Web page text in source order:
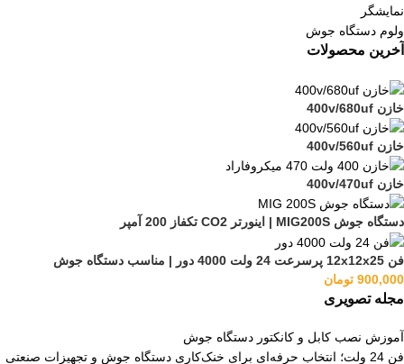
نمایشگر
ولوم دستگاه جوش
آخرین محصولات
خازن 400v/680uf
خازن 400v/560uf
خازن 400v/470uf
دستگاه جوش MIG200S | اینورتر CO2 تکفاز 200 آمپر
فن 12x12x25 پرسرعت 24 ولت 4000 دور | مناسب دستگاه جوش
900,000 تومان
مجله تصویری
آموزش نصب کابل و کانکتور دستگاه جوش
فن 24 ولت؛ انتخاب حرفه‌ای برای خنک‌کاری دستگاه جوش و تجهیزات صنعتی